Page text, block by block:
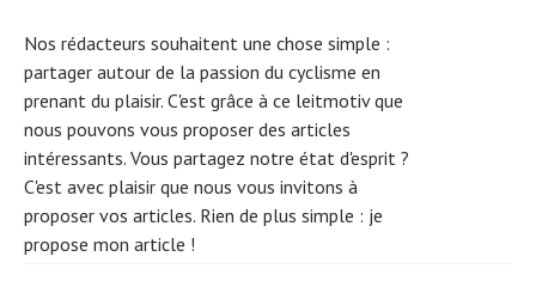
Nos rédacteurs souhaitent une chose simple :
partager autour de la passion du cyclisme en
prenant du plaisir. C'est grâce à ce leitmotiv que
nous pouvons vous proposer des articles
intéressants. Vous partagez notre état d'esprit ?
C'est avec plaisir que nous vous invitons à
proposer vos articles. Rien de plus simple : je
propose mon article !